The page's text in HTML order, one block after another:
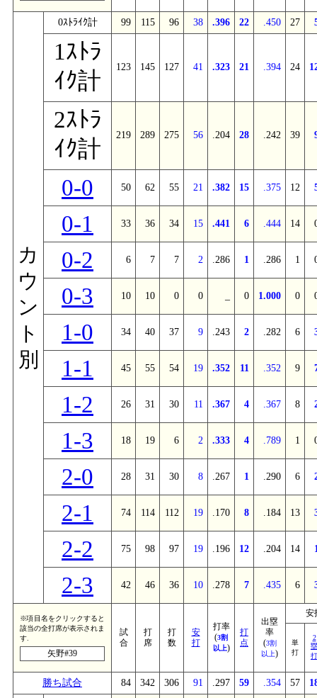
カ
ウ
ン
ト
別
0ｽﾄﾗｲｸ計 99 115 96 38 .396 22 .450 27
1ｽﾄﾗ
ｲｸ計
123 145 127 41 .323 21 .394 24
2ｽﾄﾗ
ｲｸ計
219 289 275 56 .204 28 .242 39
0-0 50 62 55 21 .382 15 .375 12
0-1 33 36 34 15 .441 6 .444 14
0-2 6 7 7 2 .286 1 .286 1
0-3 10 10 0 0 0 1.000 0
1-0 34 40 37 9 .243 2 .282 6
1-1 45 55 54 19 .352 11 .352 9
1-2 26 31 30 11 .367 4 .367 8
1-3 18 19 6 2 .333 4 .789 1
2-0 28 31 30 8 .267 1 .290 6
2-1 74 114 112 19 .170 8 .184 13
2-2 75 98 97 19 .196 12 .204 14
2-3 42 46 36 10 .278 7 .435 6
※項目名をクリックすると
該当の全打席が表示されま
す.
矢野#39
試
合
打
席
打
数
安
打
打率
(3割
以上)
打
点
出塁
率
(3割
以上)
安
単
打
2
塁
打
勝ち試合 84 342 306 91 .297 59 .354 57